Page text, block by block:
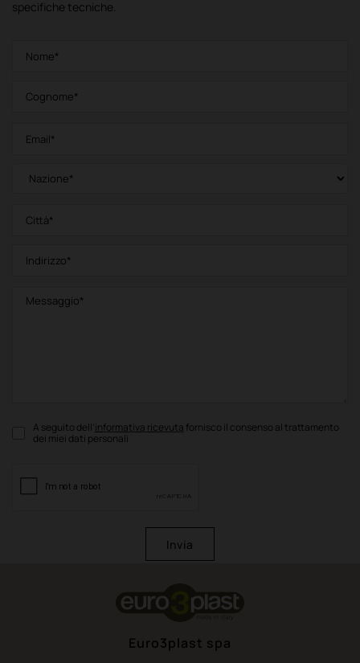
specifiche tecniche.
A seguito dell’informativa ricevuta fornisco il consenso al trattamento
dei miei dati personali
Invia
Euro3plast spa